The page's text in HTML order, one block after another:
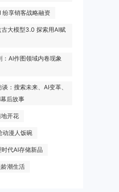
纷享销客战略融资
大模型3.0 探索用AI赋
：AI作图领域内卷现象
：搜索未来、AI变革、
后故事
开花
动漫人饭碗
代AI存储新品
潮生活